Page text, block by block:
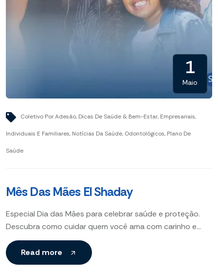
1
Maio
Coletivo Por Adesão, Dicas De Saúde & Bem-Estar, Empresariais,
Individuais E Familiares, Notícias Da Saúde, Odontológicos, Plano De
Saúde
Mês Das Mães El Shaday
Especial Dia das Mães para celebrar saúde e proteção.
Descubra como cuidar quem você ama com carinho e
segurança no Mês das Mães El Shaday.
Read more